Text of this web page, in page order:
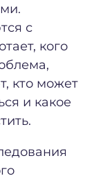
с
кого
кто может
и какое